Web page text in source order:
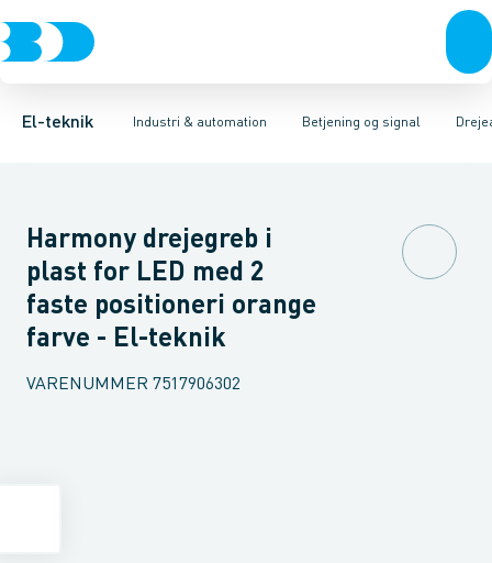
El-teknik Industri & automation
Afbrydere, stikkontakter & lampeudtagForgreningsmateriel
Betjening og signal
Industristiksystemer Frekvensomformere og softstartere
TrykknaphovedLystårn element, optiskTilslutningsmodul
Harmony drejegreb i
plast for LED med 2
faste positioneri orange
farve - El-teknik
VARENUMMER 7517906302